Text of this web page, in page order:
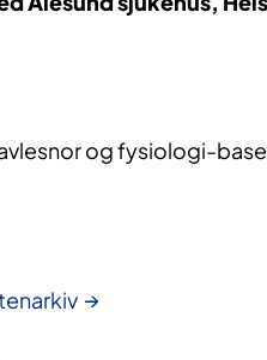
og fysiologi-